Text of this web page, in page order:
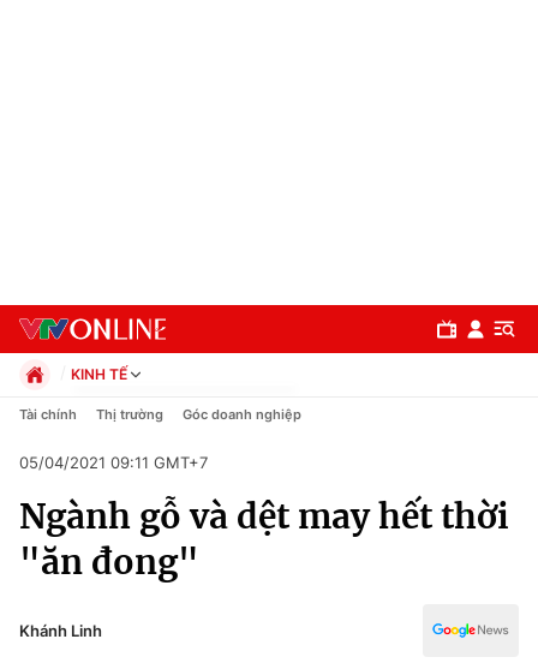
Chuyên mục
Chính trị
KINH TẾ
Chính trị
Pháp luật
Kinh tế
Thể thao
Truyền hình
Y tế
Tài chính Thị trường Góc doanh nghiệp
05/04/2021 09:11 GMT+7
Ngành gỗ và dệt may hết thời
"ăn đong"
Khánh Linh